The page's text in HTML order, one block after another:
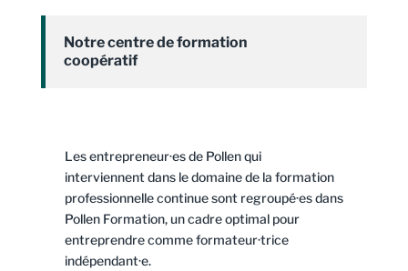
Notre centre de formation
coopératif
Les entrepreneur·es de Pollen qui
interviennent dans le domaine de la formation
professionnelle continue sont regroupé·es dans
Pollen Formation, un cadre optimal pour
entreprendre comme formateur·trice
indépendant·e.